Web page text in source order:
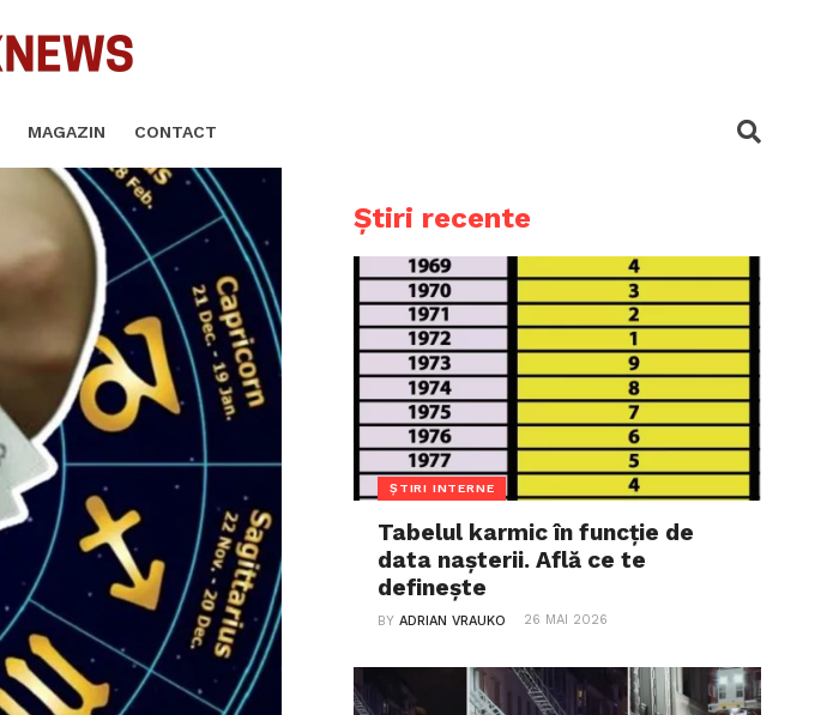
MAGAZIN CONTACT
Știri recente
ȘTIRI INTERNE
Tabelul karmic în funcție de
data nașterii. Află ce te
definește
BYADRIAN VRAUKO 26 MAI 2026